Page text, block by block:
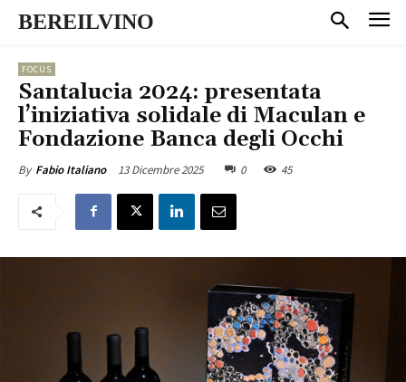
BEREILVINO
FOCUS
Santalucia 2024: presentata
l’iniziativa solidale di Maculan e
Fondazione Banca degli Occhi
By Fabio Italiano 13 Dicembre 2025 0 45